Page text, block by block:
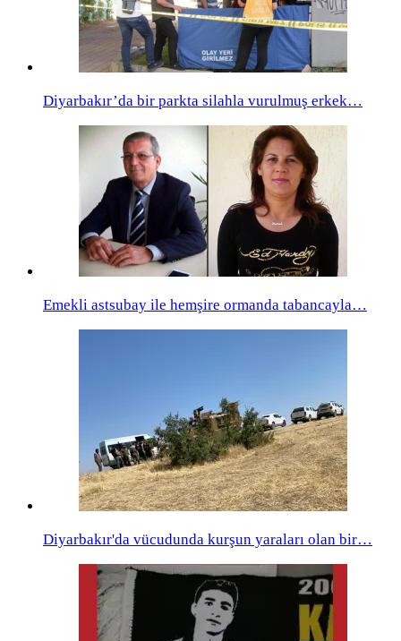
Diyarbakır’da bir parkta silahla vurulmuş erkek…
Emekli astsubay ile hemşire ormanda tabancayla…
Diyarbakır'da vücudunda kurşun yaraları olan bir…